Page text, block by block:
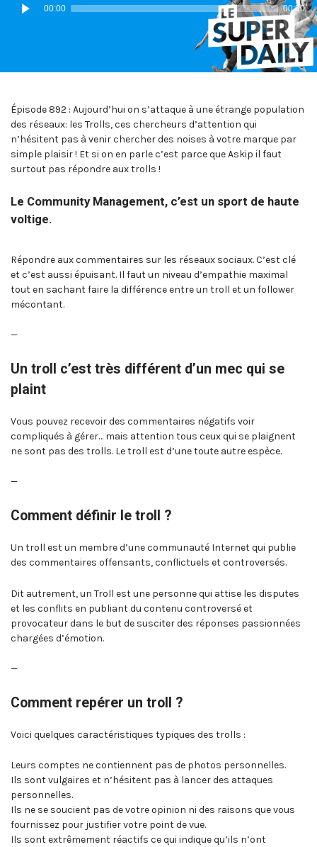
audio
00:00 00:00
Épisode 892 : Aujourd’hui on s’attaque à une étrange population
des réseaux: les Trolls, ces chercheurs d’attention qui
n’hésitent pas à venir chercher des noises à votre marque par
simple plaisir ! Et si on en parle c’est parce que Askip il faut
surtout pas répondre aux trolls !
Le Community Management, c’est un sport de haute
voltige.
Répondre aux commentaires sur les réseaux sociaux. C’est clé
et c’est aussi épuisant. Il faut un niveau d’empathie maximal
tout en sachant faire la différence entre un troll et un follower
mécontant.
—
Un troll c’est très différent d’un mec qui se
plaint
Vous pouvez recevoir des commentaires négatifs voir
compliqués à gérer… mais attention tous ceux qui se plaignent
ne sont pas des trolls. Le troll est d’une toute autre espèce.
—
Comment définir le troll ?
Un troll est un membre d’une communauté Internet qui publie
des commentaires offensants, conflictuels et controversés.
Dit autrement, un Troll est une personne qui attise les disputes
et les conflits en publiant du contenu controversé et
provocateur dans le but de susciter des réponses passionnées
chargées d’émotion.
—
Comment repérer un troll ?
Voici quelques caractéristiques typiques des trolls :
Leurs comptes ne contiennent pas de photos personnelles.
Ils sont vulgaires et n’hésitent pas à lancer des attaques
personnelles.
Ils ne se soucient pas de votre opinion ni des raisons que vous
fournissez pour justifier votre point de vue.
Ils sont extrêmement réactifs ce qui indique qu’ils n’ont